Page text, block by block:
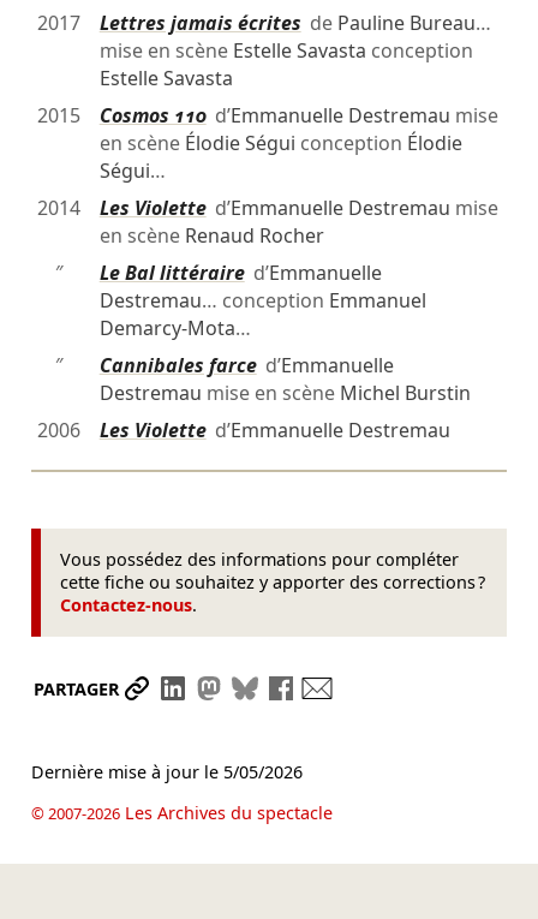
2017
Lettres jamais écrites de Pauline Bureau…
mise en scène Estelle Savasta conception
Estelle Savasta
2015
Cosmos 110d’Emmanuelle Destremau mise
en scène Élodie Ségui conception Élodie
Ségui…
2014
Les Violetted’Emmanuelle Destremau mise
en scène Renaud Rocher
″
Le Bal littéraired’Emmanuelle
Destremau… conception Emmanuel
Demarcy-Mota…
″
Cannibales farced’Emmanuelle
Destremau mise en scène Michel Burstin
2006
Les Violetted’Emmanuelle Destremau
Vous possédez des informations pour compléter
cette fiche ou souhaitez y apporter des corrections ?
Contactez-nous.
PARTAGER Partager le lien
Partager sur LinkedIn
Partager sur Mastodon
Partager sur Bluesky
Partager sur Facebook
Dernière mise à jour le 5/05/2026
© 2007-2026Les Archives du spectacle